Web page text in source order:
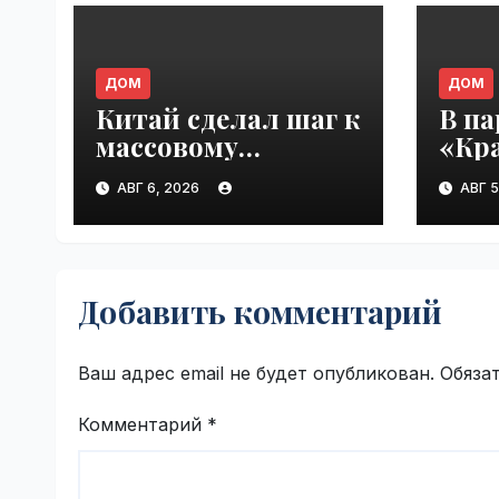
ДОМ
Китай сделал шаг к
массовому
будущему
воздушного
транспорта |
АВГ 6, 2026
ДОМ
В
е АВГ
Добавить комментарий
Ваш адрес email не будет опубликован.
Комментарий *